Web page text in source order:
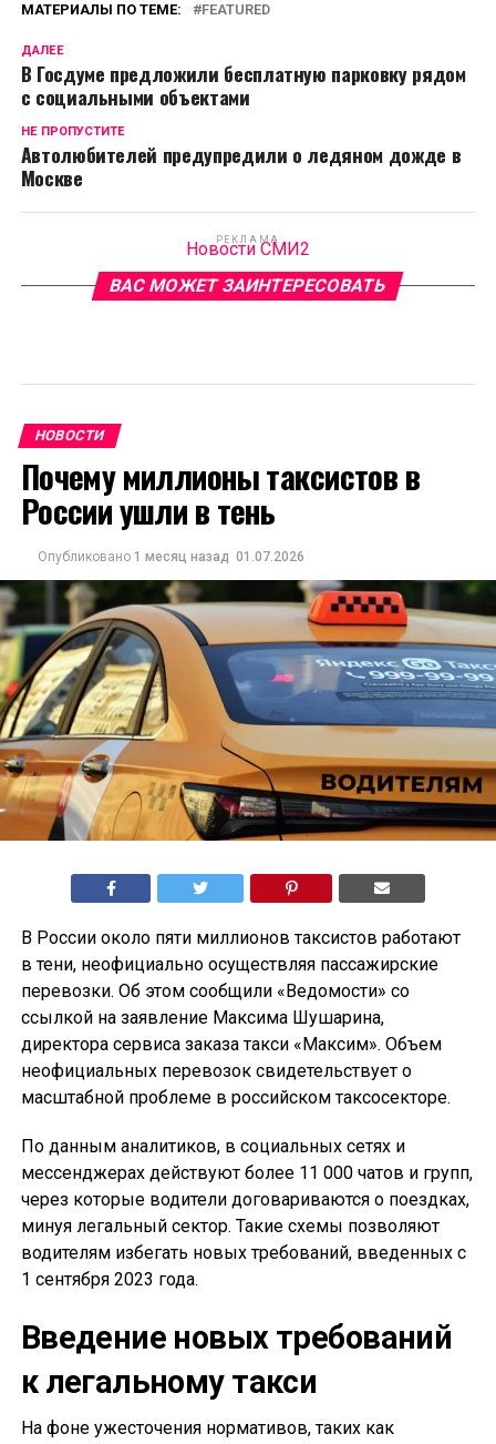
МАТЕРИАЛЫ ПО ТЕМЕ: FEATURED
ДАЛЕЕ
В Госдуме предложили бесплатную парковку рядом
с социальными объектами
НЕ ПРОПУСТИТЕ
Автолюбителей предупредили о ледяном дожде в
Москве
РЕКЛАМА
Новости СМИ2
ВАС МОЖЕТ ЗАИНТЕРЕСОВАТЬ
НОВОСТИ
Почему миллионы таксистов в
России ушли в тень
Опубликовано 1 месяц назад 01.07.2026
В России около пяти миллионов таксистов работают
в тени, неофициально осуществляя пассажирские
перевозки. Об этом сообщили «Ведомости» со
ссылкой на заявление Максима Шушарина,
директора сервиса заказа такси «Максим». Объем
неофициальных перевозок свидетельствует о
масштабной проблеме в российском таксосекторе.
По данным аналитиков, в социальных сетях и
мессенджерах действуют более 11 000 чатов и групп,
через которые водители договариваются о поездках,
минуя легальный сектор. Такие схемы позволяют
водителям избегать новых требований, введенных с
1 сентября 2023 года.
Введение новых требований
к легальному такси
На фоне ужесточения нормативов, таких как